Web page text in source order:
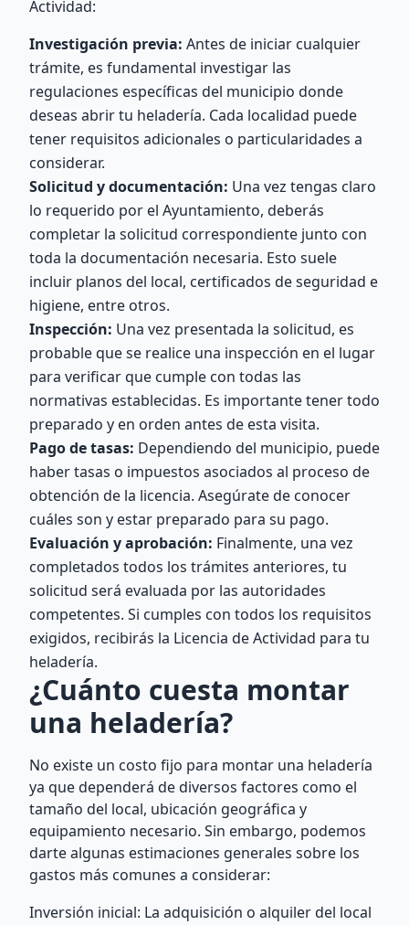
Actividad:
Investigación previa: Antes de iniciar cualquier
trámite, es fundamental investigar las
regulaciones específicas del municipio donde
deseas abrir tu heladería. Cada localidad puede
tener requisitos adicionales o particularidades a
considerar.
Solicitud y documentación: Una vez tengas claro
lo requerido por el Ayuntamiento, deberás
completar la solicitud correspondiente junto con
toda la documentación necesaria. Esto suele
incluir planos del local, certificados de seguridad e
higiene, entre otros.
Inspección: Una vez presentada la solicitud, es
probable que se realice una inspección en el lugar
para verificar que cumple con todas las
normativas establecidas. Es importante tener todo
preparado y en orden antes de esta visita.
Pago de tasas: Dependiendo del municipio, puede
haber tasas o impuestos asociados al proceso de
obtención de la licencia. Asegúrate de conocer
cuáles son y estar preparado para su pago.
Evaluación y aprobación: Finalmente, una vez
completados todos los trámites anteriores, tu
solicitud será evaluada por las autoridades
competentes. Si cumples con todos los requisitos
exigidos, recibirás la Licencia de Actividad para tu
heladería.
¿Cuánto cuesta montar
una heladería?
No existe un costo fijo para montar una heladería
ya que dependerá de diversos factores como el
tamaño del local, ubicación geográfica y
equipamiento necesario. Sin embargo, podemos
darte algunas estimaciones generales sobre los
gastos más comunes a considerar:
Inversión inicial: La adquisición o alquiler del local